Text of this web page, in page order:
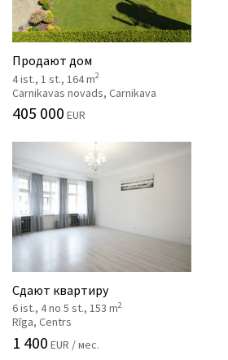
Продают дом
4 ist., 1 st., 164 m2
Carnikavas novads, Carnikava
405 000 EUR
Сдают квартиру
6 ist., 4 no 5 st., 153 m2
Rīga, Centrs
1 400 EUR / мес.